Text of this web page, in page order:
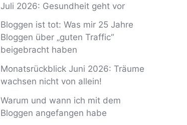
Juli 2026: Gesundheit geht vor
Bloggen ist tot: Was mir 25 Jahre
Bloggen über „guten Traffic“
beigebracht haben
Monatsrückblick Juni 2026: Träume
wachsen nicht von allein!
Warum und wann ich mit dem
Bloggen angefangen habe